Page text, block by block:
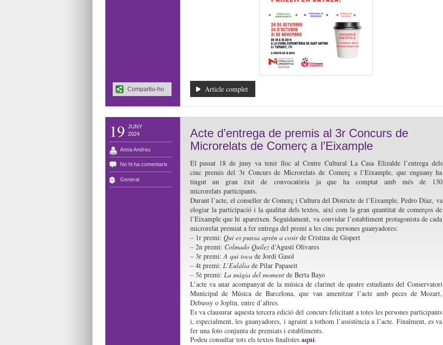
Article complet
Compartiu-ho
19 JUNY
2024
Anna Andreu
No hi ha comentaris
General
Acte d’entrega de premis al 3r Concurs de
Microrelats de Comerç a l’Eixample
El passat 18 de juny va tenir lloc al Centre Cultural La Casa Elizalde l’entrega dels
cinc premis del 3r Concurs de Microrelats de Comerç a l’Eixample, que enguany ha
tingut un gran èxit de convocatòria ja que ha comptat amb més de 130
microrelats participants.
Durant l’acte, el conseller de Comerç i Cultura del Districte de l’Eixample, Pedro Díaz, va
elogiar la participació i la qualitat dels textos, així com la gran quantitat de comerços de
l’Eixample que hi apareixen. Seguidament, va convidar l’establiment protagonista de cada
microrelat premiat a fer entrega del premi a les cinc persones guanyadores:
– 1r premi: Qui es punxa aprèn a cosirde Cristina de Gispert
– 2n premi: Colmado Quílezd’Agustí Olivares
– 3r premi:A qui tocade Jordi Gasol
– 4t premi: L’Eulàliade Pilar Papaseit
– 5è premi: La màgia del momentde Berta Bayo
L’acte va anar acompanyat de la música de clarinet de quatre estudiants del Conservatori
Municipal de Música de Barcelona, que van amenitzar l’acte amb peces de Mozart,
Debussy o Joplin, entre d’altres.
Es va clausurar aquesta tercera edició del concurs felicitant a totes les persones participants
i, especialment, les guanyadores, i agraint a tothom l’assistència a l’acte. Finalment, es va
fer una foto conjunta de premiats i establiments.
Podeu consultar tots els textos finalistes aquí.